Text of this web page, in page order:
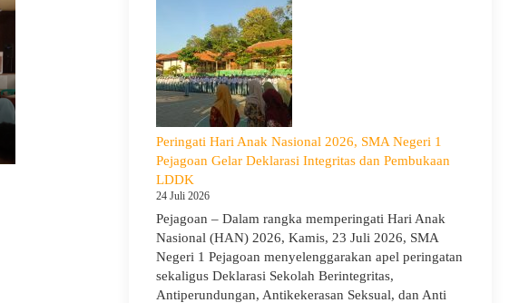
Berjalan
Khidmat
Peringati Hari Anak Nasional 2026, SMA Negeri 1
Pejagoan Gelar Deklarasi Integritas dan Pembukaan
LDDK
24 Juli 2026
Pejagoan – Dalam rangka memperingati Hari Anak
Nasional (HAN) 2026, Kamis, 23 Juli 2026, SMA
Negeri 1 Pejagoan menyelenggarakan apel peringatan
sekaligus Deklarasi Sekolah Berintegritas,
Antiperundungan, Antikekerasan Seksual, dan Anti